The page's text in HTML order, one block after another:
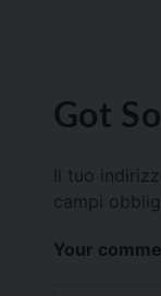
Got
Il tuo
campi
Your